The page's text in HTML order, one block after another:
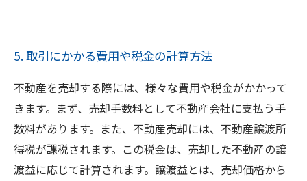
5. 取引にかかる費用や税金の計算方法
不動産を売却する際には、様々な費用や税金がかかって
きます。まず、売却手数料として不動産会社に支払う手
数料があります。また、不動産売却には、不動産譲渡所
得税が課税されます。この税金は、売却した不動産の譲
渡益に応じて計算されます。譲渡益とは、売却価格から